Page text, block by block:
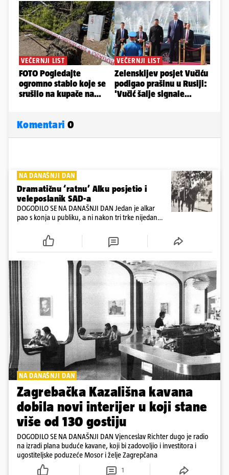
Komentari 0
NA DANAŠNJI DAN
Dramatičnu ‘ratnu’ Alku posjetio i
veleposlanik SAD-a
DOGODILO SE NA DANAŠNJI DAN Jedan je alkar
pao s konja u publiku, a ni nakon tri trke nijedan
pobjednik odlučen tek u pripetavanju
NA DANAŠNJI DAN
Zagrebačka Kazališna kavana
dobila novi interijer u koji stane
više od 130 gostiju
DOGODILO SE NA DANAŠNJI DAN Vjenceslav Richter dugo je radio
na izradi plana buduće kavane, koji bi zadovoljio i investitora i
ugostiteljske poduzeće Mosor i želje Zagrepčana
1